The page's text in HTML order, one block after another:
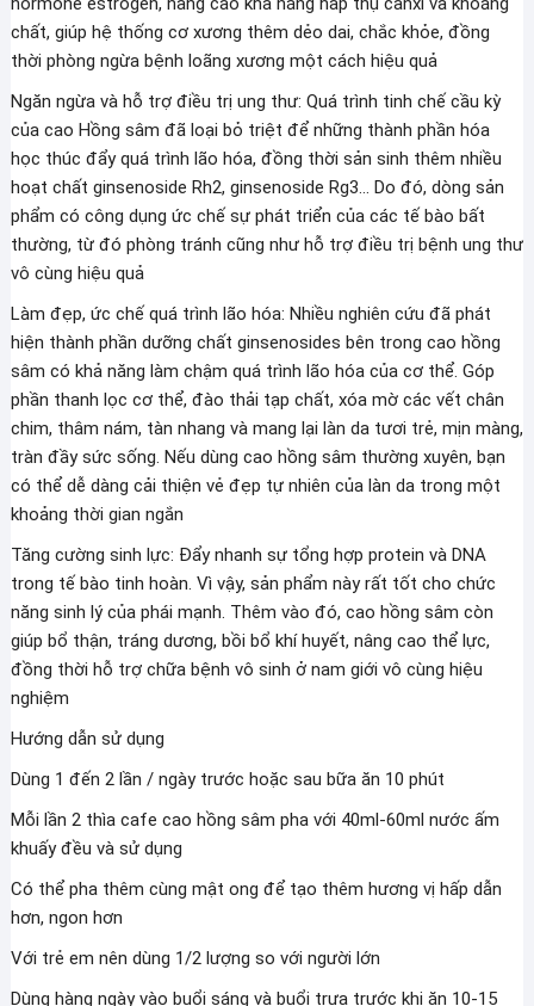
chất, giúp hệ thống cơ xương thêm dẻo dai, chắc khỏe, đồng
thời phòng ngừa bệnh loãng xương một cách hiệu quả
Ngăn ngừa và hỗ trợ điều trị ung thư: Quá trình tinh chế cầu kỳ
của cao Hồng sâm đã loại bỏ triệt để những thành phần hóa
học thúc đẩy quá trình lão hóa, đồng thời sản sinh thêm nhiều
hoạt chất ginsenoside Rh2, ginsenoside Rg3… Do đó, dòng sản
phẩm có công dụng ức chế sự phát triển của các tế bào bất
thường, từ đó phòng tránh cũng như hỗ trợ điều trị bệnh ung thư
vô cùng hiệu quả
Làm đẹp, ức chế quá trình lão hóa: Nhiều nghiên cứu đã phát
hiện thành phần dưỡng chất ginsenosides bên trong cao hồng
sâm có khả năng làm chậm quá trình lão hóa của cơ thể. Góp
phần thanh lọc cơ thể, đào thải tạp chất, xóa mờ các vết chân
chim, thâm nám, tàn nhang và mang lại làn da tươi trẻ, mịn màng,
tràn đầy sức sống. Nếu dùng cao hồng sâm thường xuyên, bạn
có thể dễ dàng cải thiện vẻ đẹp tự nhiên của làn da trong một
khoảng thời gian ngắn
Tăng cường sinh lực: Đẩy nhanh sự tổng hợp protein và DNA
trong tế bào tinh hoàn. Vì vậy, sản phẩm này rất tốt cho chức
năng sinh lý của phái mạnh. Thêm vào đó, cao hồng sâm còn
giúp bổ thận, tráng dương, bồi bổ khí huyết, nâng cao thể lực,
đồng thời hỗ trợ chữa bệnh vô sinh ở nam giới vô cùng hiệu
nghiệm
Hướng dẫn sử dụng
Dùng 1 đến 2 lần / ngày trước hoặc sau bữa ăn 10 phút
Mỗi lần 2 thìa cafe cao hồng sâm pha với 40ml-60ml nước ấm
khuấy đều và sử dụng
Có thể pha thêm cùng mật ong để tạo thêm hương vị hấp dẫn
hơn, ngon hơn
Với trẻ em nên dùng 1/2 lượng so với người lớn
Dùng hàng ngày vào buổi sáng và buổi trưa trước khi ăn 10-15